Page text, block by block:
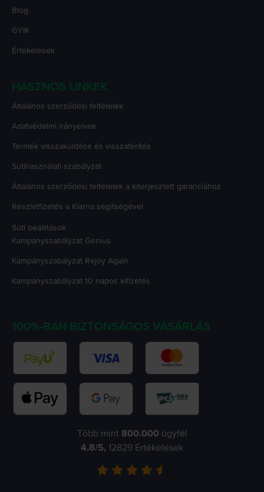
Blog
GYIK
Értékelések
HASZNOS LINKEK
Általános szerződési feltételek
Adatvédelmi irányelvek
Termék visszaküldése és visszatérítés
Sütihasználati szabályzat
Általános szerződési feltételek a kiterjesztett garanciához
Részletfizetés a Klarna segítségével
Süti beállítások
Kampányszabályzat Genius
Kampányszabályzat Rejoy Again
Kampányszabályzat 10 napos kifizetés
100%-BAN BIZTONSÁGOS VÁSÁRLÁS
Több mint 800.000 ügyfél
4.8/5, 12829 Értékelések